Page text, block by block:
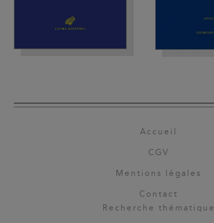
Accueil
CGV
Mentions légales
Contact
Recherche thématique